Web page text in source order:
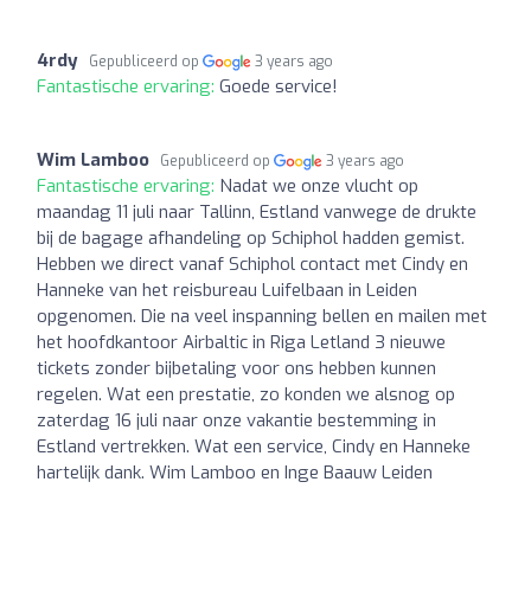
4rdy Gepubliceerd op 3 years ago
Fantastische ervaring: Goede service!
Wim Lamboo Gepubliceerd op 3 years ago
Fantastische ervaring: Nadat we onze vlucht op
maandag 11 juli naar Tallinn, Estland vanwege de drukte
bij de bagage afhandeling op Schiphol hadden gemist.
Hebben we direct vanaf Schiphol contact met Cindy en
Hanneke van het reisbureau Luifelbaan in Leiden
opgenomen. Die na veel inspanning bellen en mailen met
het hoofdkantoor Airbaltic in Riga Letland 3 nieuwe
tickets zonder bijbetaling voor ons hebben kunnen
regelen. Wat een prestatie, zo konden we alsnog op
zaterdag 16 juli naar onze vakantie bestemming in
Estland vertrekken. Wat een service, Cindy en Hanneke
hartelijk dank. Wim Lamboo en Inge Baauw Leiden